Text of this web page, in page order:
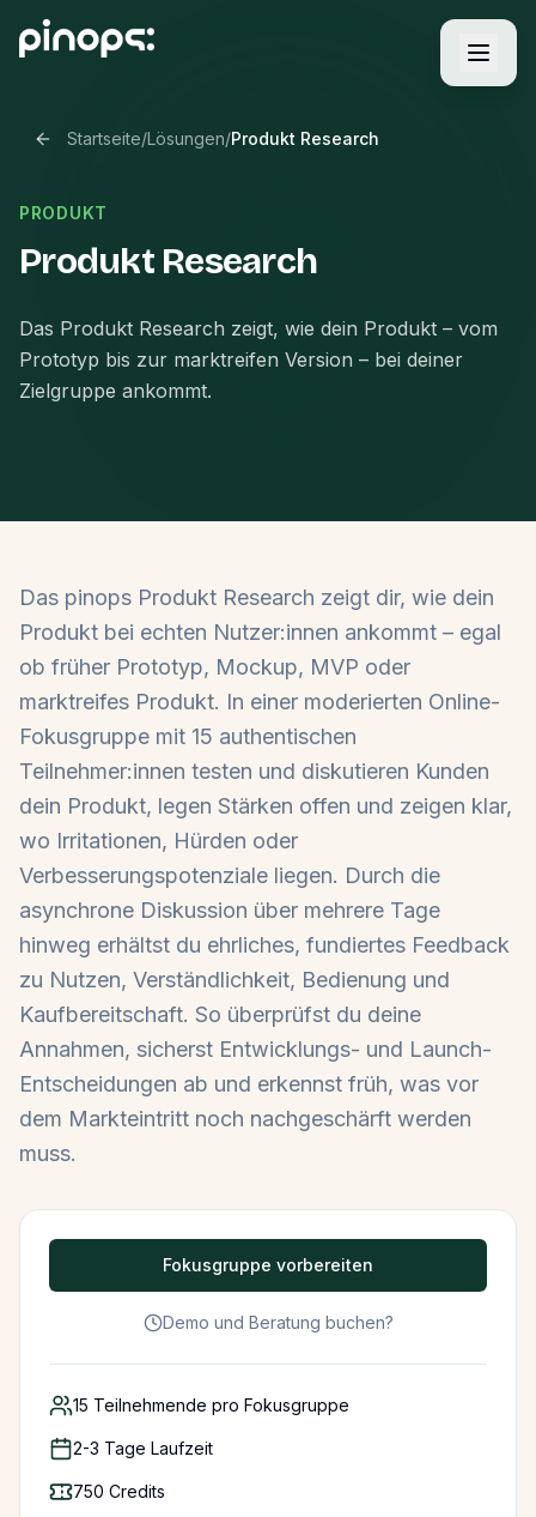
Startseite/Lösungen/Produkt Research
PRODUKT
Produkt Research
Das Produkt Research zeigt, wie dein Produkt – vom
Prototyp bis zur marktreifen Version – bei deiner
Zielgruppe ankommt.
Das pinops Produkt Research zeigt dir, wie dein
Produkt bei echten Nutzer:innen ankommt – egal
ob früher Prototyp, Mockup, MVP oder
marktreifes Produkt. In einer moderierten Online-
Fokusgruppe mit 15 authentischen
Teilnehmer:innen testen und diskutieren Kunden
dein Produkt, legen Stärken offen und zeigen klar,
wo Irritationen, Hürden oder
Verbesserungspotenziale liegen. Durch die
asynchrone Diskussion über mehrere Tage
hinweg erhältst du ehrliches, fundiertes Feedback
zu Nutzen, Verständlichkeit, Bedienung und
Kaufbereitschaft. So überprüfst du deine
Annahmen, sicherst Entwicklungs- und Launch-
Entscheidungen ab und erkennst früh, was vor
dem Markteintritt noch nachgeschärft werden
muss.
Fokusgruppe vorbereiten
Demo und Beratung buchen?
15 Teilnehmende pro Fokusgruppe
2-3 Tage Laufzeit
750 Credits